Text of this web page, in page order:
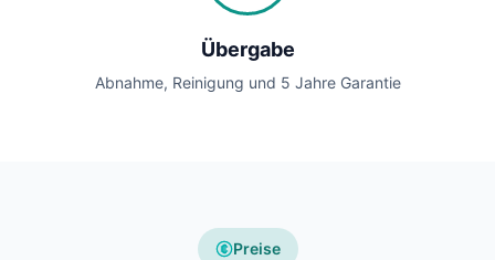
Übergabe
Abnahme, Reinigung und 5 Jahre Garantie
Preise